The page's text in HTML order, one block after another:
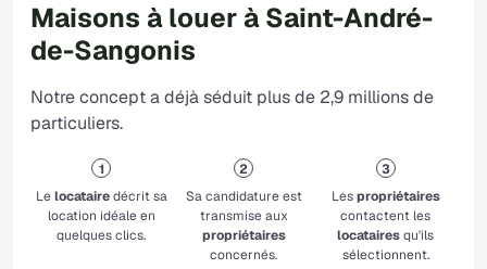
Maisons à louer à Saint-André-
de-Sangonis
Notre concept a déjà séduit plus de 2,9 millions de
particuliers.
Lelocatairedécrit sa
location idéale en
quelques clics.
Sa candidature est
transmise aux
propriétaires
concernés.
Lespropriétaires
contactent les
locatairesqu'ils
sélectionnent.